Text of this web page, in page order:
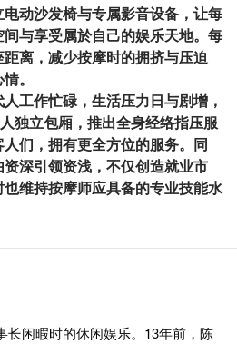
动沙发椅与专属影音设备，让每
与享受属於自己的娱乐天地。每
离，减少按摩时的拥挤与压迫
。
工作忙碌，生活压力日与剧增，
独立包厢，推出全身经络指压服
们，拥有更全方位的服务。同
深引领资浅，不仅创造就业市
维持按摩师应具备的专业技能水
长闲暇时的休闲娱乐。13年前，陈